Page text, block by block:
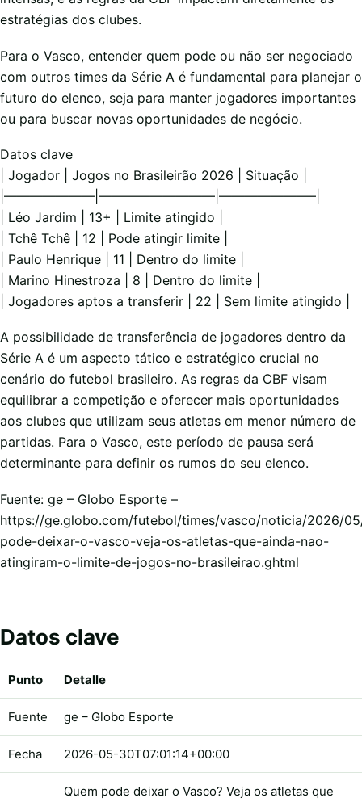
estratégias dos clubes.
Para o Vasco, entender quem pode ou não ser negociado
com outros times da Série A é fundamental para planejar o
futuro do elenco, seja para manter jogadores importantes
ou para buscar novas oportunidades de negócio.
Datos clave
| Jogador | Jogos no Brasileirão 2026 | Situação |
|———————|—————————|———————–|
| Léo Jardim | 13+ | Limite atingido |
| Tchê Tchê | 12 | Pode atingir limite |
| Paulo Henrique | 11 | Dentro do limite |
| Marino Hinestroza | 8 | Dentro do limite |
| Jogadores aptos a transferir | 22 | Sem limite atingido |
A possibilidade de transferência de jogadores dentro da
Série A é um aspecto tático e estratégico crucial no
cenário do futebol brasileiro. As regras da CBF visam
equilibrar a competição e oferecer mais oportunidades
aos clubes que utilizam seus atletas em menor número de
partidas. Para o Vasco, este período de pausa será
determinante para definir os rumos do seu elenco.
Fuente: ge – Globo Esporte –
https://ge.globo.com/futebol/times/vasco/noticia/2026/
pode-deixar-o-vasco-veja-os-atletas-que-ainda-nao-
atingiram-o-limite-de-jogos-no-brasileirao.ghtml
Datos clave
Punto Detalle
Fuente ge – Globo Esporte
Fecha 2026-05-30T07:01:14+00:00
Quem pode deixar o Vasco? Veja os atletas que